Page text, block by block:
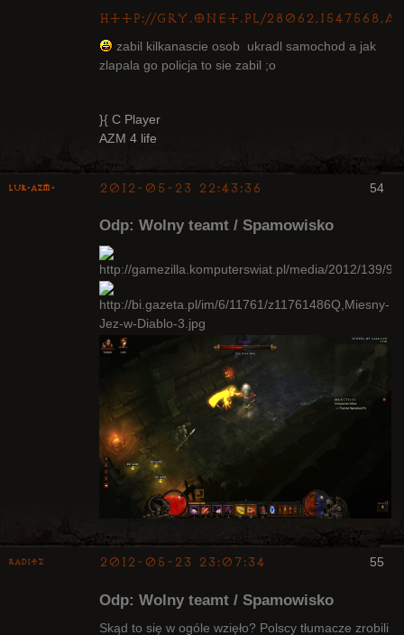
http://gry.onet.pl/
zabil kilkanascie osob ukradl samochod a jak
zlapala go policja to sie zabil ;o
}{ C Player
AZM 4 life
54
luK-AZM- 2012-05-23 22:43:36
Odp: Wolny teamt / Spamowisko
55
Raditz 2012-05-23 23:07:34
Odp: Wolny teamt / Spamowisko
Skąd to się w ogóle wzięło? Polscy tłumacze zrobili